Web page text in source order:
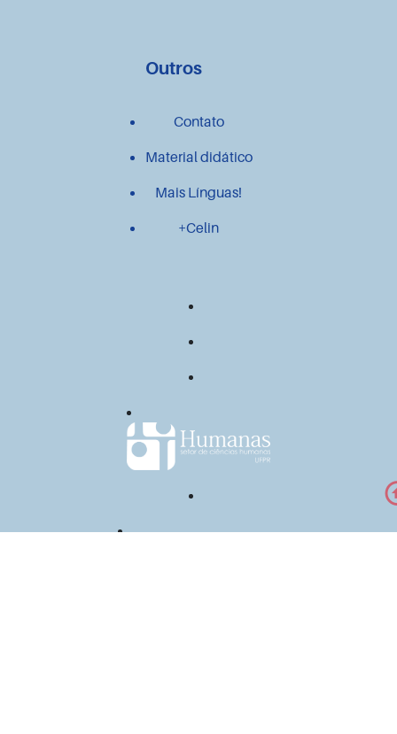
Outros
Contato
Material didático
Mais Línguas!
+Celin